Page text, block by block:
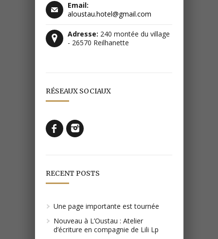
Email:
aloustau.hotel@gmail.com
Adresse: 240 montée du village
- 26570 Reilhanette
RÉSEAUX SOCIAUX
RECENT POSTS
Une page importante est tournée
Nouveau à L’Oustau : Atelier
d’écriture en compagnie de Lili Lp